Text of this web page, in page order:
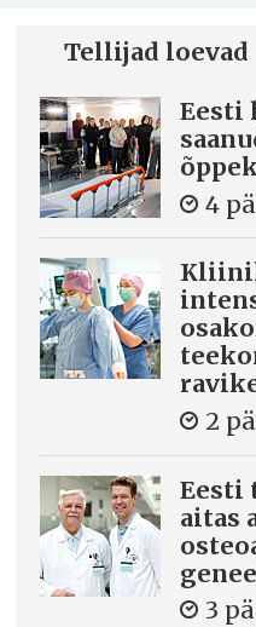
Tellijad loevad
Eesti
4
2
Eesti
aitas
3